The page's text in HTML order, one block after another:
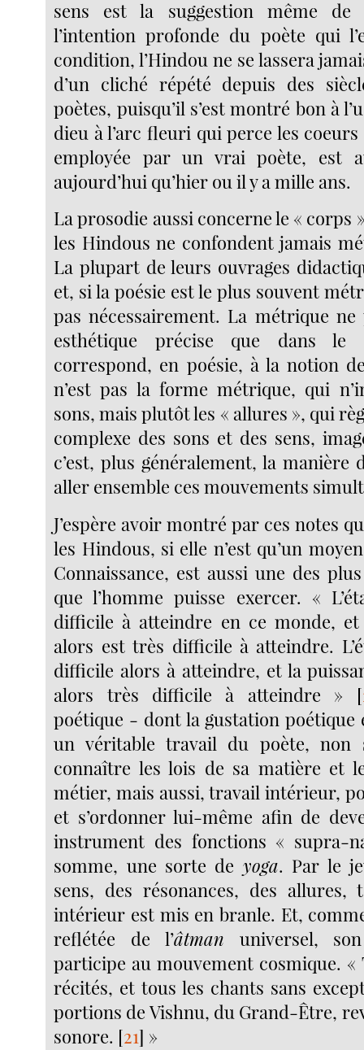
sens est la suggestion même
l’intention profonde du poète qui
condition, l’Hindou ne se lassera
d’un cliché répété depuis des
poètes, puisqu’il s’est montré bon à
dieu à l’arc fleuri qui perce les coeurs
employée par un vrai poète, est
aujourd’hui qu’hier ou il y a mille ans.
La prosodie aussi concerne le « corps
les Hindous ne confondent jamais
La plupart de leurs ouvrages
et, si la poésie est le plus souvent
pas nécessairement. La métrique
esthétique précise que dans
correspond, en poésie, à la notion
n’est pas la forme métrique, qui
sons, mais plutôt les « allures », qui
complexe des sons et des sens,
c’est, plus généralement, la manière
aller ensemble ces mouvements
J’espère avoir montré par ces notes
les Hindous, si elle n’est qu’un
Connaissance, est aussi une des
que l’homme puisse exercer. «
difficile à atteindre en ce monde, et
alors est très difficile à atteindre.
difficile alors à atteindre, et la
alors très difficile à atteindre » [
poétique - dont la gustation
un véritable travail du poète, non
connaître les lois de sa matière et
métier, mais aussi, travail intérieur,
et s’ordonner lui-même afin de
instrument des fonctions « supra-
somme, une sorte de yoga. Par le
sens, des résonances, des allures,
intérieur est mis en branle. Et,
reflétée de l’âtman universel,
participe au mouvement cosmique. «
récités, et tous les chants sans
portions de Vishnu, du Grand-Être,
sonore. [21] »